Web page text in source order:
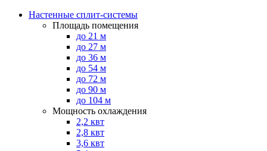
Настенные сплит-системы
Площадь помещения
до 21 м
до 27 м
до 36 м
до 54 м
до 72 м
до 90 м
до 104 м
Мощность охлаждения
2,2 квт
2,8 квт
3,6 квт